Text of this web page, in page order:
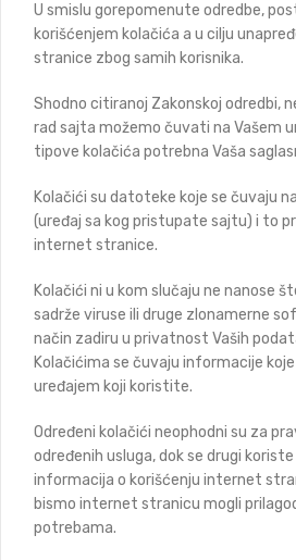
U smislu gorepomenute odredbe,
korišćenjem kolačića a u cilju
stranice zbog samih korisnika.
Shodno citiranoj Zakonskoj odredbi,
rad sajta možemo čuvati na Vašem
tipove kolačića potrebna Vaša
Kolačići su datoteke koje se čuvaju
(uređaj sa kog pristupate sajtu) i to
internet stranice.
Kolačići ni u kom slučaju ne nanose
sadrže viruse ili druge zlonamerne
način zadiru u privatnost Vaših
Kolačićima se čuvaju informacije
uređajem koji koristite.
Određeni kolačići neophodni su za
određenih usluga, dok se drugi
informacija o korišćenju internet
bismo internet stranicu mogli
potrebama.